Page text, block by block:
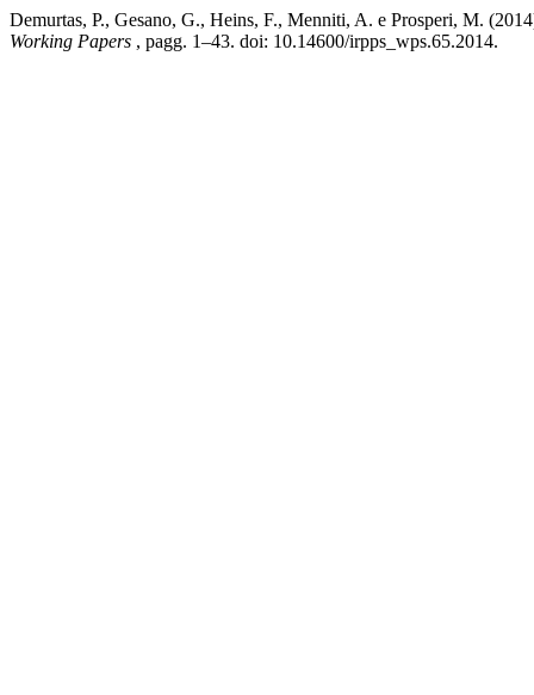
Demurtas, P., Gesano, G., Heins, F., Menniti, A. e Prosperi, M.
Working Papers , pagg. 1–43. doi: 10.14600/irpps_wps.65.2014.